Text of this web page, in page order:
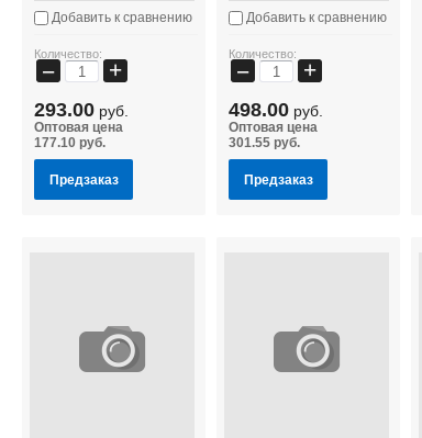
Добавить к сравнению
Количество:
− +
293.00 руб.
Оптовая цена
177.10 руб.
Предзаказ
Добавить к сравнению
Количество:
− +
498.00 руб.
Оптовая цена
301.55 руб.
Предзаказ